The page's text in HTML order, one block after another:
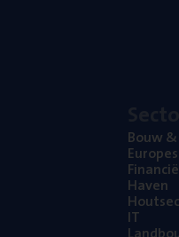
Bouw&
Haven
IT